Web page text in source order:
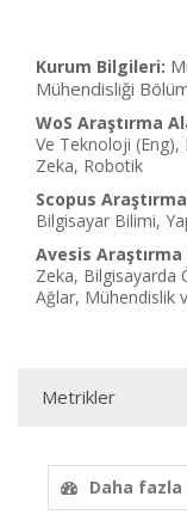
Kurum Bilgileri:
Mühendisliği
WoS Araştırma
Ve Teknoloji
Zeka, Robotik
Scopus
Bilgisayar Bilimi,
Avesis Araştırma
Zeka, Bilgisayarda
Ağlar, Mühendislik
Metrikler
Daha